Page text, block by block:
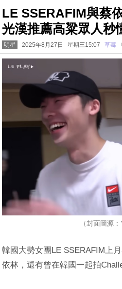
LE SSERAFIM與蔡
光漢推薦高粱眾人秒
明星 2025年8月27日 星期三15:07 草莓
（封面圖源
韓國大勢女團LE SSERAFIM上
依林，還有曾在韓國一起拍